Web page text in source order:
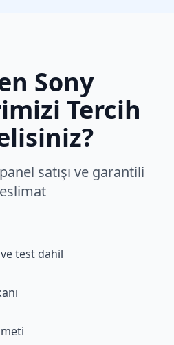
Sony
Tercih
satışı ve garantili
test dahil